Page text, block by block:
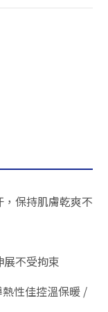
保持肌膚乾爽不
不受拘束
性佳控溫保暖 /